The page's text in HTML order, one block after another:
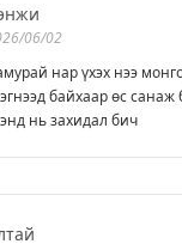
06/02
нар үхэх нээ
байхаар өс
нь захидал бич